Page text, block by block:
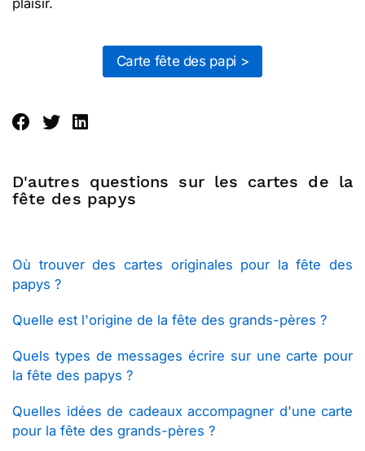
plaisir.
Carte fête des papi >
D'autres questions sur les cartes de la
fête des papys
Où trouver des cartes originales pour la fête des
papys ?
Quelle est l'origine de la fête des grands-pères ?
Quels types de messages écrire sur une carte pour
la fête des papys ?
Quelles idées de cadeaux accompagner d'une carte
pour la fête des grands-pères ?